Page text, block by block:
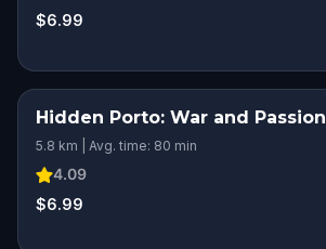
$6.99
Hidden Porto: War and Passion
5.8 km | Avg. time: 80 min
4.09
$6.99